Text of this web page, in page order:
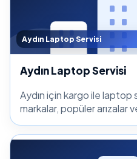
Aydın Laptop Servisi
Aydın Laptop Servisi
Aydın için kargo ile
markalar, popüler arızalar